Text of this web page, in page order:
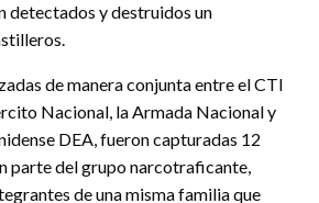
detectados y destruidos un
de manera conjunta entre el CTI
Nacional, la Armada Nacional y
DEA, fueron capturadas 12
parte del grupo narcotraficante,
de una misma familia que